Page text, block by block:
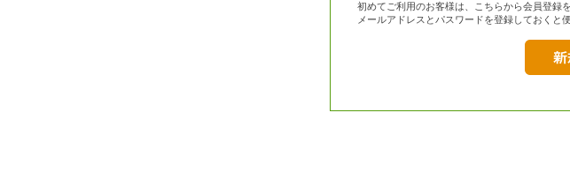
初めてご利用のお客様は、こちらから会員登録
メールアドレスとパスワードを登録しておくと